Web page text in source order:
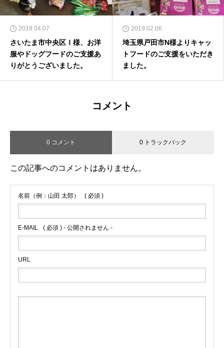
2019.04.07
さいたま市中央区Ｉ様、お洋
服やドッグフードのご支援あ
りがとうございました。
2019.02.06
埼玉県戸田市N様よりキャッ
トフードのご支援をいただき
ました。
コメント
0 コメント 0 トラックバック
この記事へのコメントはありません。
名前（例：山田 太郎） ( 必須 )
E-MAIL ( 必須 ) - 公開されません -
URL